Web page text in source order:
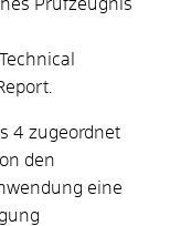
Prüfzeugnis
4 zugeordnet
den
eine